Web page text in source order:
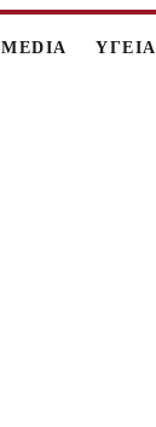
MEDIA ΥΓΕΙΑ